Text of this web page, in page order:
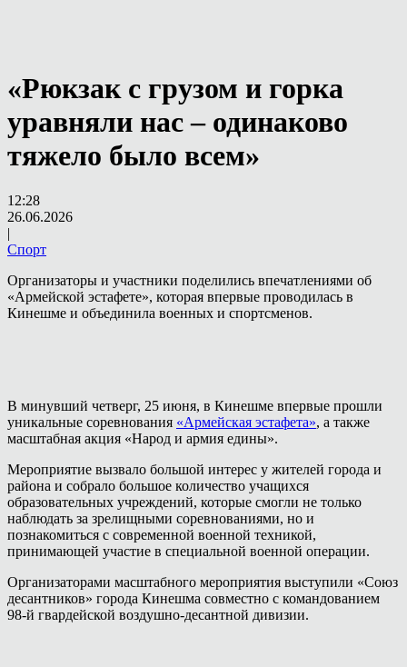
«Рюкзак с грузом и горка
уравняли нас – одинаково
тяжело было всем»
12:28
26.06.2026
|
Спорт
Организаторы и участники поделились впечатлениями об
«Армейской эстафете», которая впервые проводилась в
Кинешме и объединила военных и спортсменов.
В минувший четверг, 25 июня, в Кинешме впервые прошли
уникальные соревнования «Армейская эстафета», а также
масштабная акция «Народ и армия едины».
Мероприятие вызвало большой интерес у жителей города и
района и собрало большое количество учащихся
образовательных учреждений, которые смогли не только
наблюдать за зрелищными соревнованиями, но и
познакомиться с современной военной техникой,
принимающей участие в специальной военной операции.
Организаторами масштабного мероприятия выступили «Союз
десантников» города Кинешма совместно с командованием
98-й гвардейской воздушно-десантной дивизии.